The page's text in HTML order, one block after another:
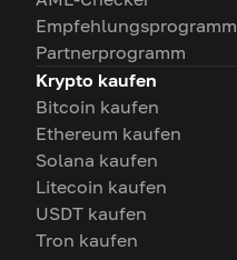
Empfehlungsprogramm
Partnerprogramm
Krypto kaufen
Bitcoin kaufen
Ethereum kaufen
Solana kaufen
Litecoin kaufen
USDT kaufen
Tron kaufen